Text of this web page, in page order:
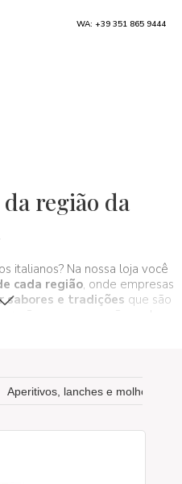
região da
italianos? Na nossa loja você
cada região, onde empresas
sabores e tradições que são
e que compõem, de
WA: +39 351 865 9444